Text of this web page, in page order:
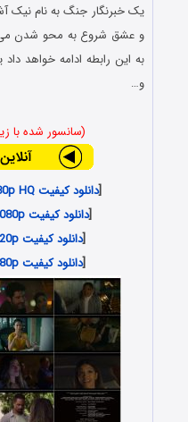
یک خبرنگار جنگ به نام نیک
و عشق شروع به محو شدن
به این رابطه ادامه خواهد
و…
(سانسور شده با
[دانلود کیفیت 1080p HQ با حجم 1.41 گیگابایت
[دانلود کیفیت 1080p با حجم 1.03 گیگابایت
[دانلود کیفیت 720p با حجم 538 مگابایت
[دانلود کیفیت 480p با حجم 383 مگابایت